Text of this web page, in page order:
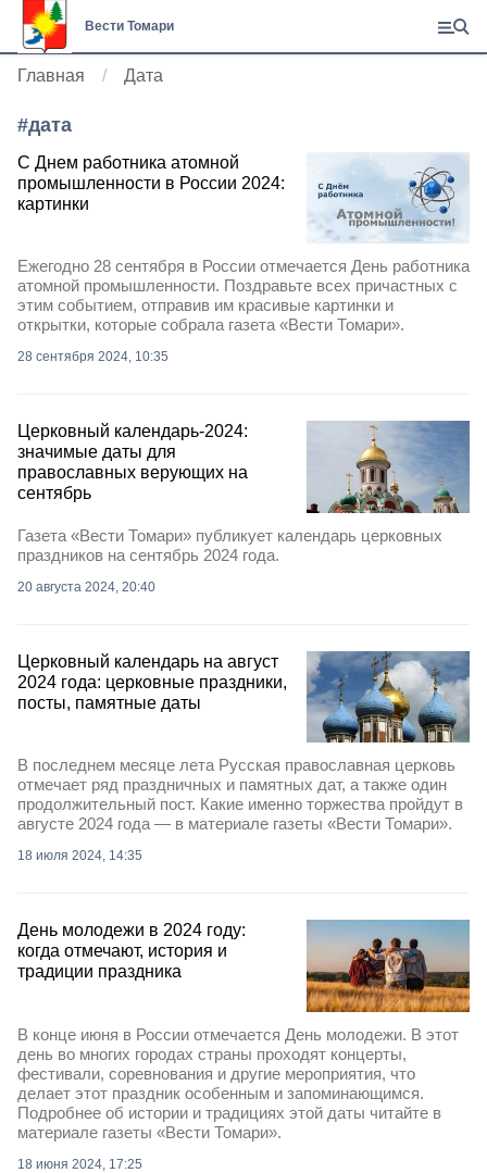
Вести Томари
Главная Дата
#дата
С Днем работника атомной
промышленности в России 2024:
картинки
Ежегодно 28 сентября в России отмечается День работника
атомной промышленности. Поздравьте всех причастных с
этим событием, отправив им красивые картинки и
открытки, которые собрала газета «Вести Томари».
28 сентября 2024, 10:35
Церковный календарь-2024:
значимые даты для
православных верующих на
сентябрь
Газета «Вести Томари» публикует календарь церковных
праздников на сентябрь 2024 года.
20 августа 2024, 20:40
Церковный календарь на август
2024 года: церковные праздники,
посты, памятные даты
В последнем месяце лета Русская православная церковь
отмечает ряд праздничных и памятных дат, а также один
продолжительный пост. Какие именно торжества пройдут в
августе 2024 года — в материале газеты «Вести Томари».
18 июля 2024, 14:35
День молодежи в 2024 году:
когда отмечают, история и
традиции праздника
В конце июня в России отмечается День молодежи. В этот
день во многих городах страны проходят концерты,
фестивали, соревнования и другие мероприятия, что
делает этот праздник особенным и запоминающимся.
Подробнее об истории и традициях этой даты читайте в
материале газеты «Вести Томари».
18 июня 2024, 17:25